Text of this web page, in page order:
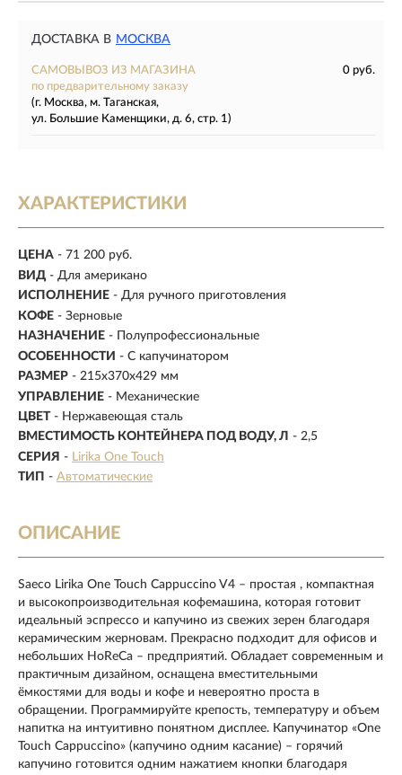
ДОСТАВКА В МОСКВА
САМОВЫВОЗ ИЗ МАГАЗИНА
0 руб.
по предварительному заказу
(г. Москва, м. Таганская,
ул. Большие Каменщики, д. 6, стр. 1)
ХАРАКТЕРИСТИКИ
ЦЕНА - 71 200 руб.
ВИД - Для американо
ИСПОЛНЕНИЕ - Для ручного приготовления
КОФЕ - Зерновые
НАЗНАЧЕНИЕ -
Полупрофессиональные
ОСОБЕННОСТИ - С капучинатором
РАЗМЕР - 215х370х429 мм
УПРАВЛЕНИЕ - Механические
ЦВЕТ - Нержавеющая сталь
ВМЕСТИМОСТЬ КОНТЕЙНЕРА ПОД ВОДУ, Л - 2,5
СЕРИЯ - Lirika One Touch
ТИП - Автоматические
ОПИСАНИЕ
Saeco Lirika One Touch Cappuccino V4 – простая , компактная
и высокопроизводительная кофемашина, которая готовит
идеальный эспрессо и капучино из свежих зерен благодаря
керамическим жерновам. Прекрасно подходит для офисов и
небольших HoReCa – предприятий. Обладает современным и
практичным дизайном, оснащена вместительными
ёмкостями для воды и кофе и невероятно проста в
обращении. Программируйте крепость, температуру и объем
напитка на интуитивно понятном дисплее. Капучинатор «One
Touch Cappuccino» (капучино одним касание) – горячий
капучино готовится одним нажатием кнопки благодаря